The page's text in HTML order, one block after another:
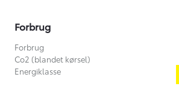
Forbrug
Forbrug
Co2 (blandet kørsel)
Energiklasse